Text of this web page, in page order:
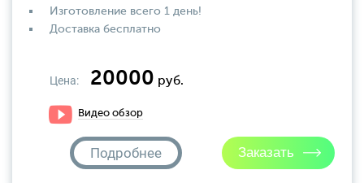
Изготовление всего 1 день!
Доставка бесплатно
Цена: 20000 руб.
Видео обзор
Подробнее